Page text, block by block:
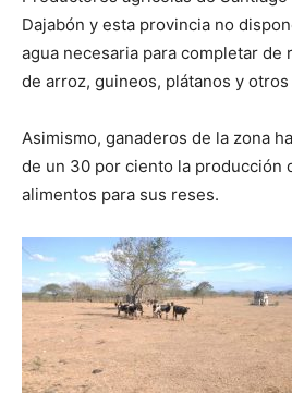
Dajabón y esta provincia no
agua necesaria para completar de
de arroz, guineos, plátanos y
Asimismo, ganaderos de la zona
de un 30 por ciento la producción
alimentos para sus reses.